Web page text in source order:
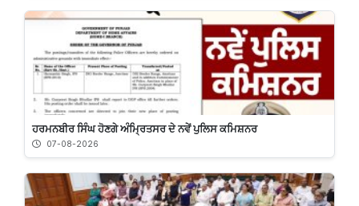
ਹਰਮਨਬੀਰ ਸਿੰਘ ਹੋਣਗੇ ਅੰਮ੍ਰਿਤਸਰ ਦੇ ਨਵੇਂ ਪੁਲਿਸ ਕਮਿਸ਼ਨਰ
07-08-2026